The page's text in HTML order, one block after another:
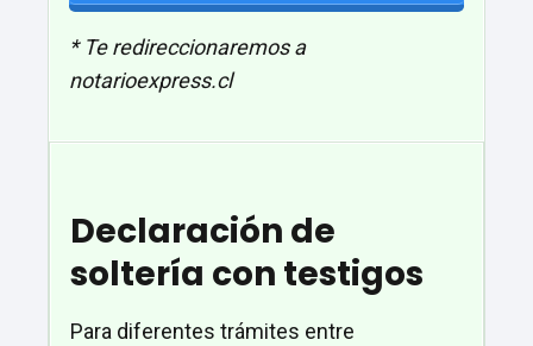
* Te redireccionaremos a
notarioexpress.cl
Declaración de
soltería con testigos
Para diferentes trámites entre